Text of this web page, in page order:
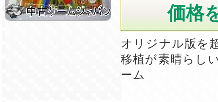
オリジナル版を
移植が素晴らし
ーム